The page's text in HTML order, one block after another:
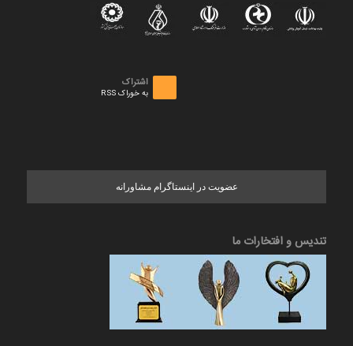
اشتراک
به خوراک RSS
عضویت در اینستاگرام مشاورانه
تندیس و افتخارات ما